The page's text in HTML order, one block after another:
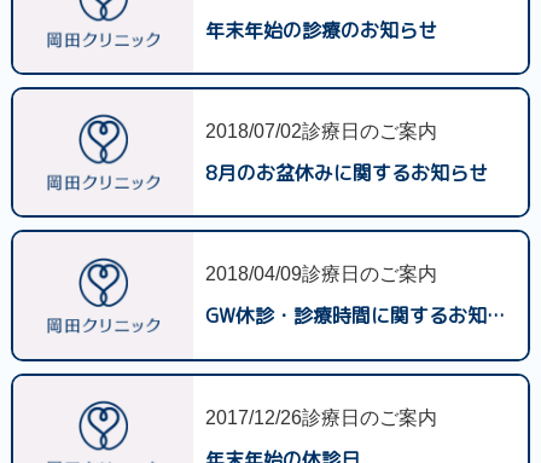
年末年始の診療のお知らせ
2018/07/02診療日のご案内
8月のお盆休みに関するお知らせ
2018/04/09診療日のご案内
GW休診・診療時間に関するお知らせ
2017/12/26診療日のご案内